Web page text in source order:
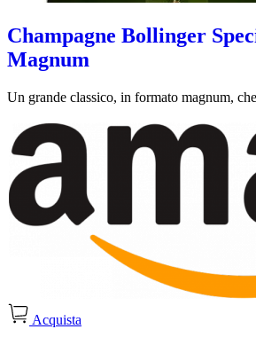
Champagne Bollinger
Magnum
Un grande classico, in formato magnum,
Acquista